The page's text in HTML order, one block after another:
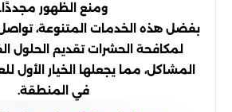
ومنع الظهور مجددًا.
بفضل هذه الخدمات المتنوعة، تواصل
لمكافحة الحشرات تقديم الحلول
المشاكل، مما يجعلها الخيار الأول
في المنطقة.